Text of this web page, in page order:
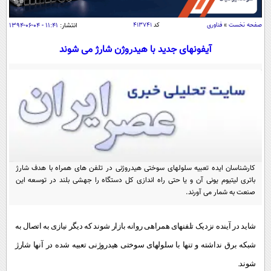
اقتصاد
اقتصادی
جامعه
حوادث
یک برش دانایی
سفر و تفریح
بین الملل
علم و دانش
علمی
گوناگون
مجله تصویری سلاح
ورزش
خواندنی ها و دیدنی ها
داستان کوتاه
آموزش زبان
صفحه نخست » فناوری کد۴۱۳۷۴۱ انتشار: ۱۱:۴۱ - ۰۴-۰۶-۱۳۹۴
آیفونهای جدید با هیدروژن شارژ می شوند
کارشناسان ایده تعبیه سلولهای سوختی هیدروژنی در تلفن های همراه با هدف شارژ
باتری لیتیوم یونی آن و یا حتی راه اندازی کل دستگاه را جهشی بلند در توسعه این
صنعت به شمار می آورند.
شاید در آینده نزدیک تلفنهای همراهی روانه بازار شوند که دیگر نیازی به اتصال به
شبکه برق نداشته و تنها با سلولهای سوختی هیدروژنی تعبیه شده در آنها شارژ
شوند.